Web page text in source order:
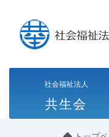
社会福祉法人
共生会